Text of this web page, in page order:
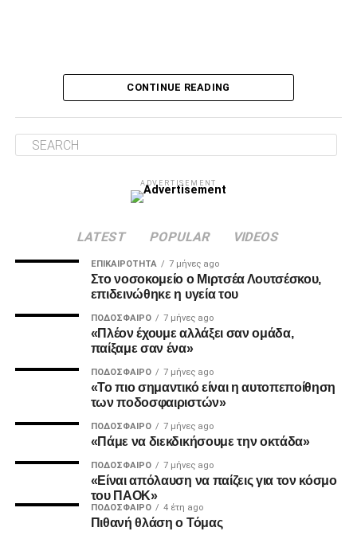
κλειστή του γωνία, μετά από σουτ του Ζίβκοβιτς και στην
Το πολυπόθητο γκολ για τον ΠΑΟΚ ήρθε, τελικά, στο 87′.
κεφαλιά ακριβείας έστειλε τη μπάλα στο βάθος της εστίας
Ο Καμαρά έκρινε ακόμη ένα ματς του ΠΑΟΚ τη φετινή
σεζόν με κεφαλιά, μετά τα σημαντικά γκολ του κόντρα σε
Ατρόμητο και Λεβαδειακό.
Ο Τσακαλίδης δεν ήρθε αντιμέτωπος με κάποια δύσκολη
CONTINUE READING
ADVERTISEMENT
LATEST POPULAR VIDEOS
ΕΠΙΚΑΙΡΌΤΗΤΑ 7 μήνες ago
Στο νοσοκομείο ο Μιρτσέα Λουτσέσκου,
επιδεινώθηκε η υγεία του
ΠΟΔΌΣΦΑΙΡΟ 7 μήνες ago
«Πλέον έχουμε αλλάξει σαν ομάδα,
παίξαμε σαν ένα»
ΠΟΔΌΣΦΑΙΡΟ 7 μήνες ago
«Το πιο σημαντικό είναι η αυτοπεποίθηση
των ποδοσφαιριστών»
ΠΟΔΌΣΦΑΙΡΟ 7 μήνες ago
«Πάμε να διεκδικήσουμε την οκτάδα»
ΠΟΔΌΣΦΑΙΡΟ 7 μήνες ago
«Είναι απόλαυση να παίζεις για τον κόσμο
του ΠΑΟΚ»
ΠΟΔΌΣΦΑΙΡΟ 4 έτη ago
Πιθανή θλάση ο Τόμας